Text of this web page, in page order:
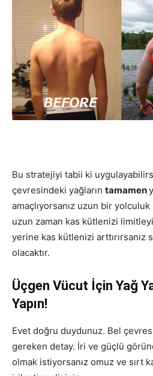
Bu stratejiyi tabii ki
çevresindeki yağların tamamen
amaçlıyorsanız uzun bir
uzun zaman kas kütlenizi
yerine kas kütlenizi arttırırsanız
olacaktır.
Üçgen Vücut İçin Yağ
Yapın!
Evet doğru duydunuz. Bel
gereken detay. İri ve güçlü
olmak istiyorsanız omuz ve sırt